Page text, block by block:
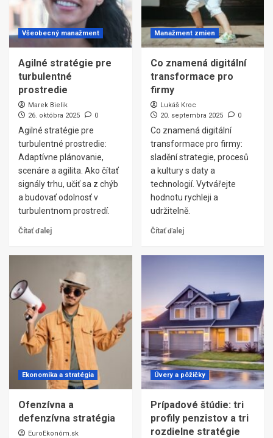
Všeobecný manažment
Agilné stratégie pre
turbulentné
prostredie
Marek Bielik
26. októbra 2025
0
Agilné stratégie pre
turbulentné prostredie:
Adaptívne plánovanie,
scenáre a agilita. Ako čítať
signály trhu, učiť sa z chýb
a budovať odolnosť v
turbulentnom prostredí.
Čítať ďalej
Manažment zmien
Co znamená digitální
transformace pro
firmy
Lukáš Kroc
20. septembra 2025
0
Co znamená digitální
transformace pro firmy:
sladění strategie, procesů
a kultury s daty a
technologií. Vytvářejte
hodnotu rychleji a
udržitelně.
Čítať ďalej
Ekonomika a stratégia
Ofenzívna a
defenzívna stratégia
EuroEkonóm.sk
Úvery a pôžičky
Prípadové štúdie: tri
profily penzistov a tri
rozdielne stratégie